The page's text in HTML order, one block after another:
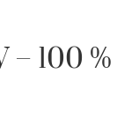
– 100 %